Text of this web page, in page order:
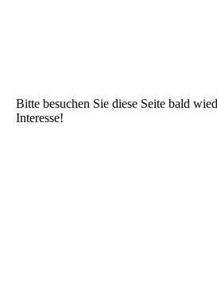
Bitte besuchen Sie diese Seite bald
Interesse!